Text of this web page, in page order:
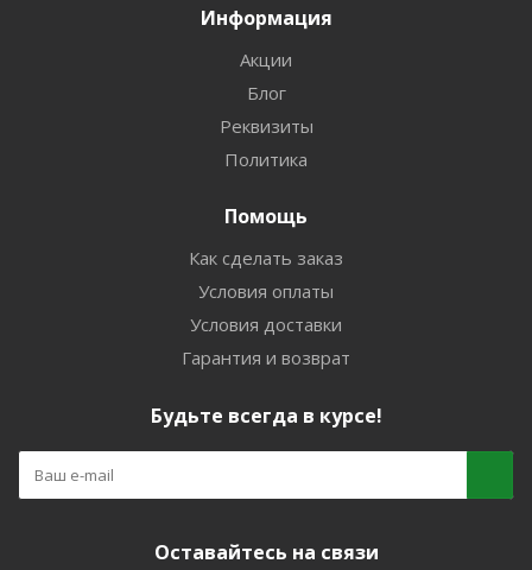
Информация
Акции
Блог
Реквизиты
Политика
Помощь
Как сделать заказ
Условия оплаты
Условия доставки
Гарантия и возврат
Будьте всегда в курсе!
Оставайтесь на связи